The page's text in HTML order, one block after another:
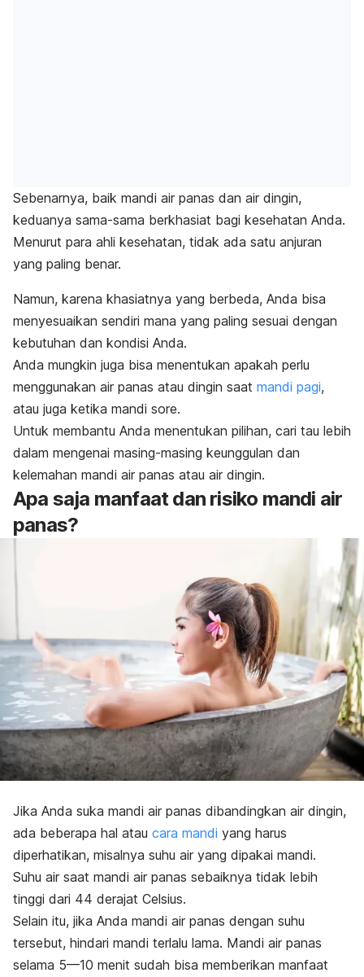
Sebenarnya, baik mandi air panas dan air dingin,
keduanya sama-sama berkhasiat bagi kesehatan Anda.
Menurut para ahli kesehatan, tidak ada satu anjuran
yang paling benar.
Namun, karena khasiatnya yang berbeda, Anda bisa
menyesuaikan sendiri mana yang paling sesuai dengan
kebutuhan dan kondisi Anda.
Anda mungkin juga bisa menentukan apakah perlu
menggunakan air panas atau dingin saat mandi pagi,
atau juga ketika mandi sore.
Untuk membantu Anda menentukan pilihan, cari tau lebih
dalam mengenai masing-masing keunggulan dan
kelemahan mandi air panas atau air dingin.
Apa saja manfaat dan risiko mandi air
panas?
Jika Anda suka mandi air panas dibandingkan air dingin,
ada beberapa hal atau cara mandi yang harus
diperhatikan, misalnya suhu air yang dipakai mandi.
Suhu air saat mandi air panas sebaiknya tidak lebih
tinggi dari 44 derajat Celsius.
Selain itu, jika Anda mandi air panas dengan suhu
tersebut, hindari mandi terlalu lama. Mandi air panas
selama 5—10 menit sudah bisa memberikan manfaat